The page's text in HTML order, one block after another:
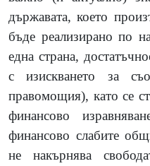
държавата, което
бъде реализирано по
една страна,
с изискването за
правомощия), като се
финансово
финансово слабите
не накърнява